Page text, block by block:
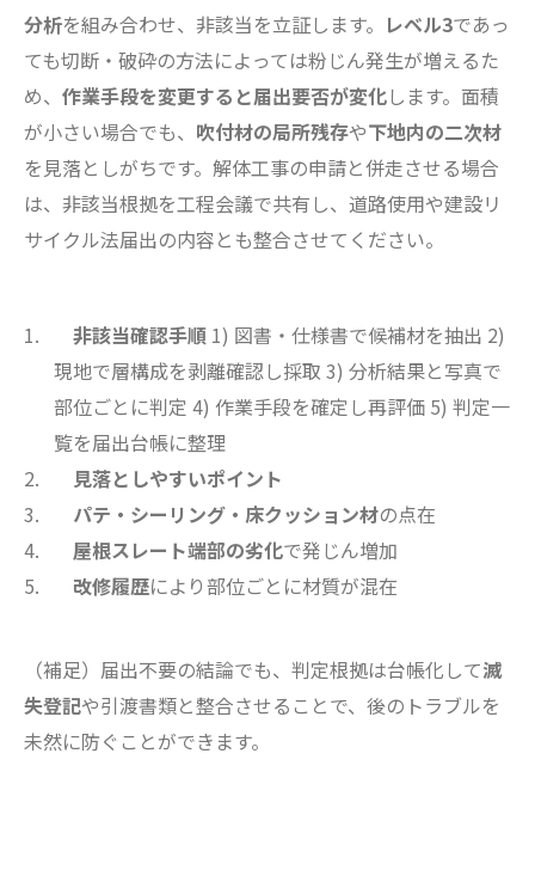
分析を組み合わせ、非該当を立証します。 レベル3であっ
ても切断・破砕の方法によっては粉じん発生が増えるた
め、 作業手段を変更すると届出要否が変化します。面積
が小さい場合でも、 吹付材の局所残存や下地内の二次材
を見落としがちです。解体工事の申請と併走させる場合
は、非該当根拠を工程会議で共有し、道路使用や建設リ
サイクル法届出の内容とも整合させてください。
非該当確認手順 1) 図書・仕様書で候補材を抽出 2)
現地で層構成を剥離確認し採取 3) 分析結果と写真で
部位ごとに判定 4) 作業手段を確定し再評価 5) 判定一
覧を届出台帳に整理
見落としやすいポイント
パテ・シーリング・床クッション材の点在
屋根スレート端部の劣化で発じん増加
改修履歴により部位ごとに材質が混在
（補足）届出不要の結論でも、判定根拠は台帳化して滅
失登記や引渡書類と整合させることで、後のトラブルを
未然に防ぐことができます。